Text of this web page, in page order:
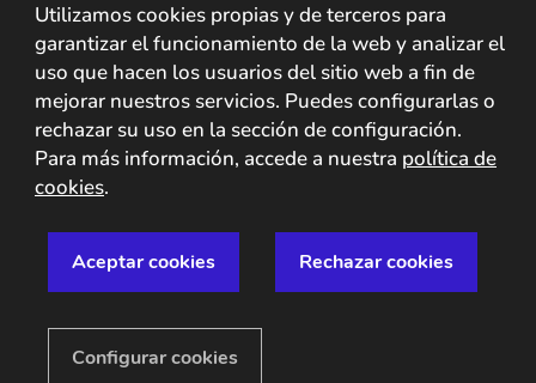
identidad en América
Latina en sectores
como la salud, el voto
remoto y el juego
online
La verificación de identidad en
electorales y el juego online, no
Utilizamos cookies propias y de terceros para
garantizar el funcionamiento de la web y analizar el
uso que hacen los usuarios del sitio web a fin de
mejorar nuestros servicios. Puedes configurarlas o
rechazar su uso en la sección de configuración.
Para más información, accede a nuestra política de
cookies.
Aceptar cookies Rechazar cookies
Configurar cookies